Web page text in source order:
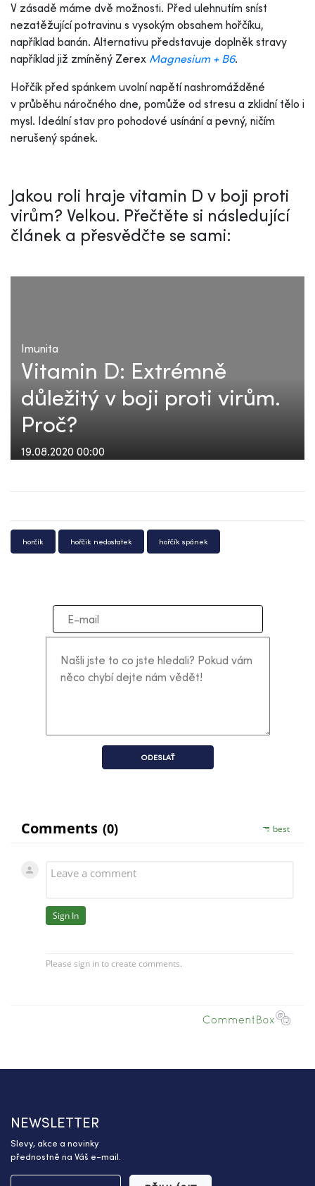
V zásadě máme dvě možnosti. Před ulehnutím sníst
nezatěžující potravinu s vysokým obsahem hořčíku,
například banán. Alternativu představuje doplněk stravy
například již zmíněný Zerex Magnesium + B6.
Hořčík před spánkem uvolní napětí nashromážděné
v průběhu náročného dne, pomůže od stresu a zklidní tělo i
mysl. Ideální stav pro pohodové usínání a pevný, ničím
nerušený spánek.
Jakou roli hraje vitamin D v boji proti
virům? Velkou. Přečtěte si následující
článek a přesvědčte se sami:
Imunita
Vitamin D: Extrémně
důležitý v boji proti virům.
Proč?
19.08.2020 00:00
horčík hořčik nedostatek hořčík spánek
ODESLAŤ
NEWSLETTER
Slevy, akce a novinky
přednostně na Váš e-mail.